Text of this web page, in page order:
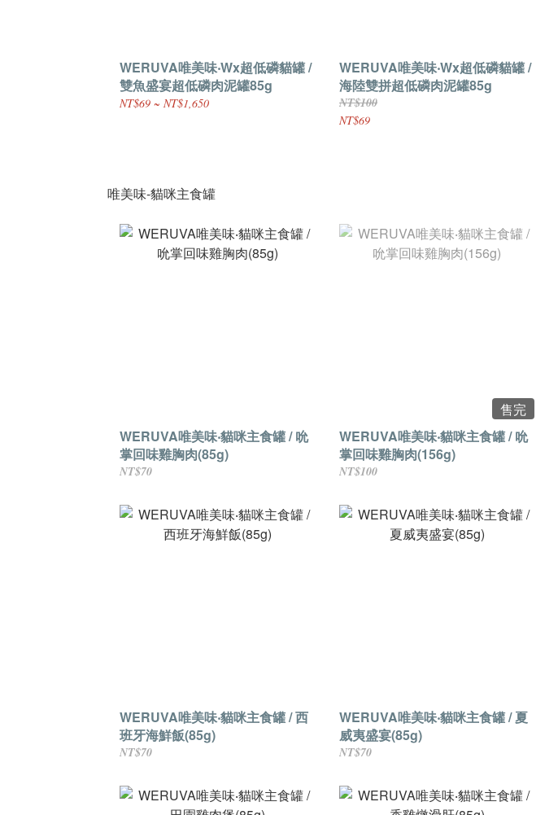
WERUVA唯美味‧Wx超低磷貓罐 /
雙魚盛宴超低磷肉泥罐85g
NT$69 ~ NT$1,650
WERUVA唯美味‧Wx超低磷貓罐 /
海陸雙拼超低磷肉泥罐85g
NT$100
NT$69
唯美味-貓咪主食罐
WERUVA唯美味‧貓咪主食罐 / 吮
掌回味雞胸肉(85g)
NT$70
售完
WERUVA唯美味‧貓咪主食罐 / 吮
掌回味雞胸肉(156g)
NT$100
WERUVA唯美味‧貓咪主食罐 / 西
班牙海鮮飯(85g)
NT$70
WERUVA唯美味‧貓咪主食罐 / 夏
威夷盛宴(85g)
NT$70